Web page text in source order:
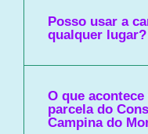
Posso usar a
qualquer lugar?
O que
parcela do
Campina do